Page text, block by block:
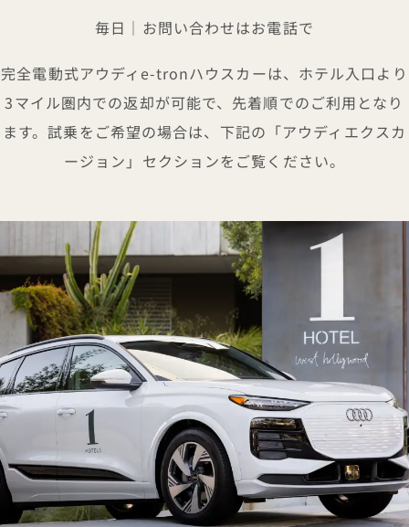
毎日｜お問い合わせはお電話で
完全電動式アウディe-tronハウスカーは、ホテル入口より
3マイル圏内での返却が可能で、先着順でのご利用となり
ます。試乗をご希望の場合は、下記の「アウディエクスカ
ージョン」セクションをご覧ください。